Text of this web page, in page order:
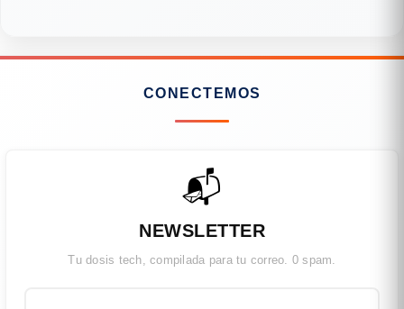
CONECTEMOS
📬
NEWSLETTER
Tu dosis tech, compilada para tu correo. 0 spam.